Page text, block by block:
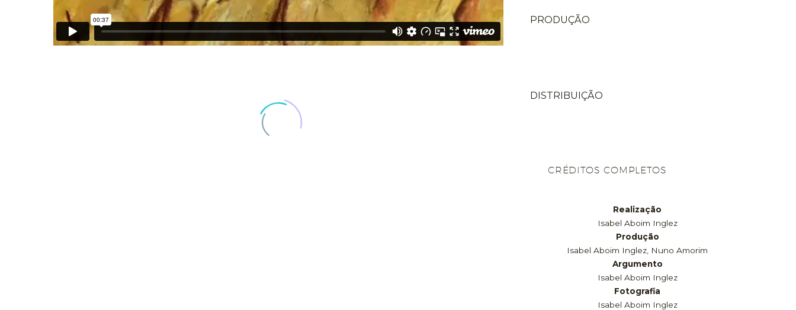
PRODUÇÃO
DISTRIBUIÇÃO
CRÉDITOS COMPLETOS
Realização
Isabel Aboim Inglez
Produção
Isabel Aboim Inglez, Nuno Amorim
Argumento
Isabel Aboim Inglez
Fotografia
Isabel Aboim Inglez